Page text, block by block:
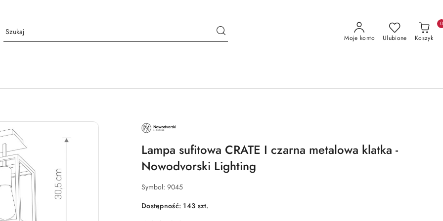
Moje konto Ulubione Koszyk
0
NAZWA
PRODUCENTA:
LIGHTING
Lampa sufitowa CRATE I czarna metalowa klatka -
Nowodvorski Lighting
Symbol: 9045
Dostępność: 143 szt.